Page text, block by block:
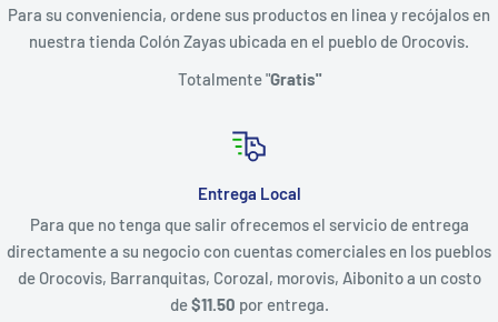
Para su conveniencia, ordene sus productos en linea y recójalos en
nuestra tienda Colón Zayas ubicada en el pueblo de Orocovis.
Totalmente "Gratis"
Entrega Local
Para que no tenga que salir ofrecemos el servicio de entrega
directamente a su negocio con cuentas comerciales en los pueblos
de Orocovis, Barranquitas, Corozal, morovis, Aibonito a un costo
de$11.50 por entrega.